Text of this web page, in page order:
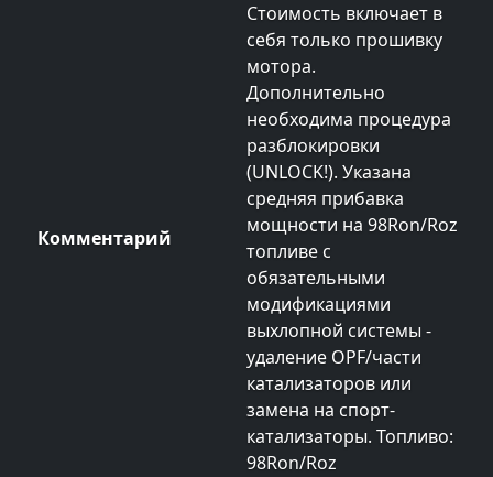
Стоимость включает в
себя только прошивку
мотора.
Дополнительно
необходима процедура
разблокировки
(UNLOCK!). Указана
средняя прибавка
мощности на 98Ron/Roz
топливе с
обязательными
модификациями
выхлопной системы -
удаление OPF/части
катализаторов или
замена на спорт-
катализаторы. Топливо:
98Ron/Roz